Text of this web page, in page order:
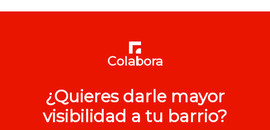
Colabora
¿Quieres darle mayor
visibilidad a tu barrio?